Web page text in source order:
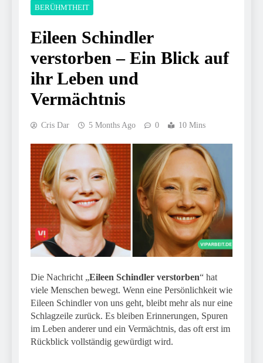
BERÜHMTHEIT
Eileen Schindler
verstorben – Ein Blick auf
ihr Leben und
Vermächtnis
Cris Dar 5 Months Ago 0 10 Mins
Die Nachricht „Eileen Schindler verstorben“ hat
viele Menschen bewegt. Wenn eine Persönlichkeit wie
Eileen Schindler von uns geht, bleibt mehr als nur eine
Schlagzeile zurück. Es bleiben Erinnerungen, Spuren
im Leben anderer und ein Vermächtnis, das oft erst im
Rückblick vollständig gewürdigt wird.